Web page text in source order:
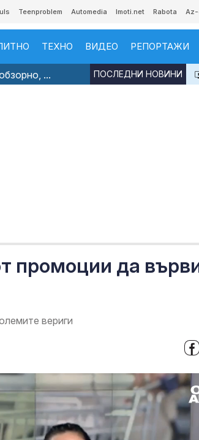
Teenproblem Automedia Imoti.net Rabota
ТЕХНО ВИДЕО РЕПОРТАЖИ
... ПОСЛЕДНИ НОВИНИ
промоции да
вериги